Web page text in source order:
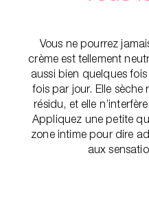
Vous ne pourrez
crème est tellement
aussi bien quelques
fois par jour. Elle sèche
résidu, et elle
Appliquez une petite
zone intime pour dire
aux